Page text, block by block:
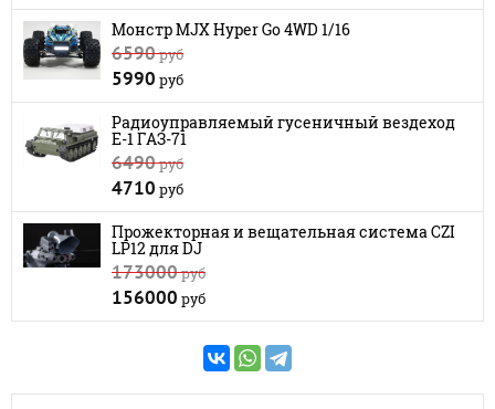
Монстр MJX Hyper Go 4WD 1/16
6590руб
5990 руб
Радиоуправляемый гусеничный вездеход
E-1 ГАЗ-71
6490руб
4710 руб
Прожекторная и вещательная система CZI
LP12 для DJ
173000руб
156000 руб